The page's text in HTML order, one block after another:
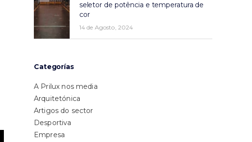
seletor de potência e temperatura de
cor
14 de Agosto, 2024
Categorías
A Prilux nos media
Arquitetónica
Artigos do sector
Desportiva
Empresa